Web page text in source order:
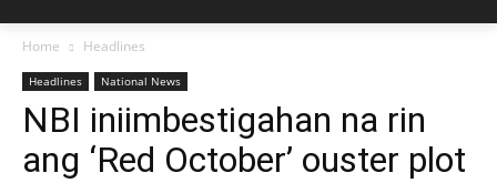
Home Headlines
Headlines National News
NBI iniimbestigahan na rin
ang ‘Red October’ ouster plot